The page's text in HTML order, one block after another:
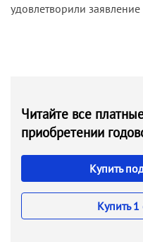
удовлетворили
Читайте все
приобретении
Купить
Купить